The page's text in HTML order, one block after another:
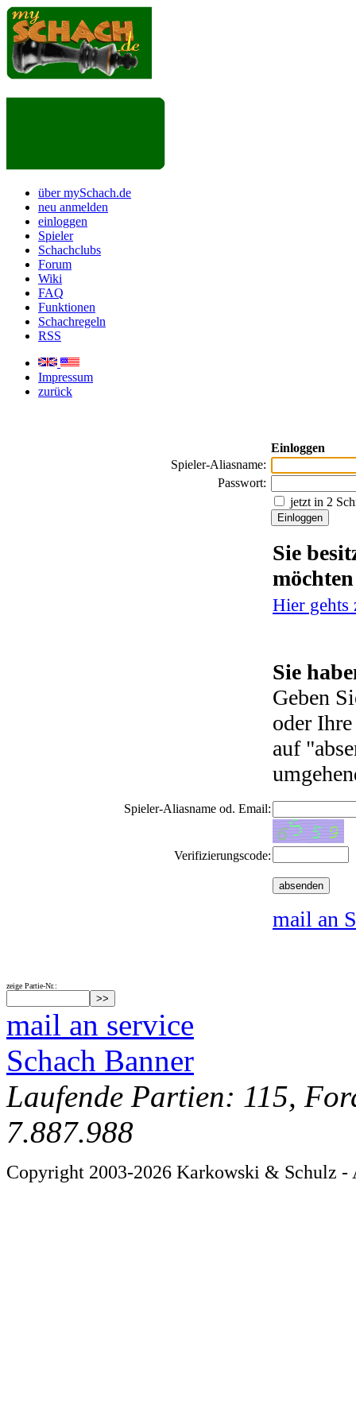
über mySchach.de
neu anmelden
einloggen
Spieler
Schachclubs
Forum
Wiki
FAQ
Funktionen
Schachregeln
RSS
Impressum
zurück
Einloggen
Spieler-Aliasname:
Passwort:
jetzt in 2
Sie
Hier
Sie
Geben
oder
auf
Spieler-Aliasname od. Email:
Verifizierungscode:
mail an
zeige Partie-Nr.:
mail an service
Schach Banner
Laufende Partien: 115,
7.887.988
Copyright 2003-2026 Karkowski & Schulz